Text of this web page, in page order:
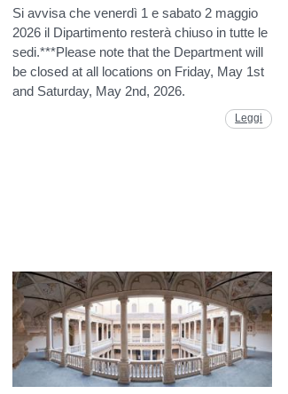
Si avvisa che venerdì 1 e sabato 2 maggio
2026 il Dipartimento resterà chiuso in tutte le
sedi.***Please note that the Department will
be closed at all locations on Friday, May 1st
and Saturday, May 2nd, 2026.
Leggi